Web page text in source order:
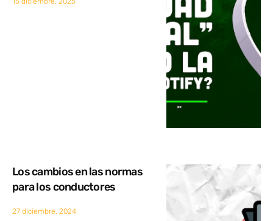
Los cambios en las normas
para los conductores
27 diciembre, 2024